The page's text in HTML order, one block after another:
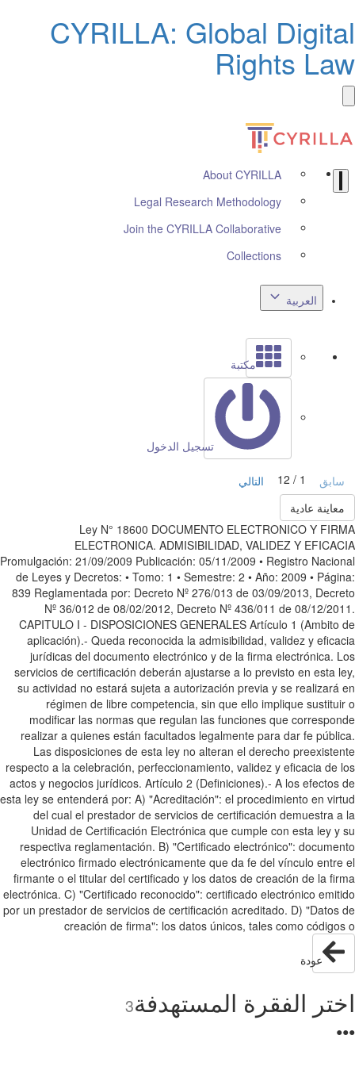
CYRILLA: Global
Rights
About CYRILLA
Legal Research Methodology
Join the CYRILLA Collaborative
Collections
العربية
مكتبة
تسجيل الدخول
التالي
عادية
Ley N° 18600 DOCUMENTO ELECTRONICO Y
ELECTRONICA. ADMISIBILIDAD, VALIDEZ Y
Promulgación: 21/09/2009 Publicación: 05/11/2009 • Registro
de Leyes y Decretos: • Tomo: 1 • Semestre: 2 • Año: 2009 •
839 Reglamentada por: Decreto Nº 276/013 de 03/09/2013,
Nº 36/012 de 08/02/2012, Decreto Nº 436/011 de 08/12/
CAPITULO I - DISPOSICIONES GENERALES Artículo 1 (Ambito
aplicación).- Queda reconocida la admisibilidad, validez y
jurídicas del documento electrónico y de la firma electrónica.
servicios de certificación deberán ajustarse a lo previsto en esta
su actividad no estará sujeta a autorización previa y se realizará
régimen de libre competencia, sin que ello implique
modificar las normas que regulan las funciones que
realizar a quienes están facultados legalmente para dar fe
Las disposiciones de esta ley no alteran el derecho
respecto a la celebración, perfeccionamiento, validez y eficacia de
actos y negocios jurídicos. Artículo 2 (Definiciones).- A los efectos
esta ley se entenderá por: A) "Acreditación": el procedimiento en
del cual el prestador de servicios de certificación demuestra
Unidad de Certificación Electrónica que cumple con esta ley y
respectiva reglamentación. B) "Certificado electrónico":
electrónico firmado electrónicamente que da fe del vínculo
firmante o el titular del certificado y los datos de creación de la
electrónica. C) "Certificado reconocido": certificado electrónico
por un prestador de servicios de certificación acreditado. D) "Datos
creación de firma": los datos únicos, tales como
عودة
الفقرة المستهدفة3
●